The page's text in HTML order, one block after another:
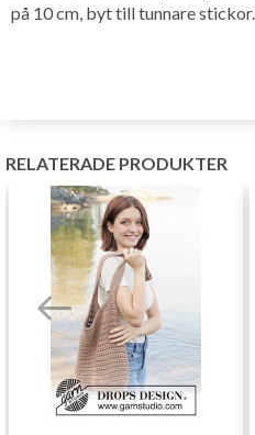
på 10 cm, byt till tunnare stickor.
RELATERADE PRODUKTER